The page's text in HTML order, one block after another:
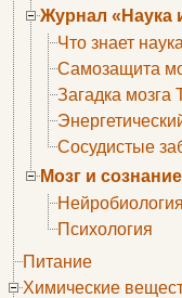
Журнал «Наука
Что знает
Самозащита
Загадка мозга
Сосудистые
Мозг и
Психология
Питание
Химические